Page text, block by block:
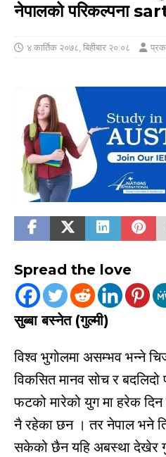
नेपालको परिकल्पना
४ कार्तिक २०७८, बिहीबार २०:०८
Spread the love
सुब्बा बस्नेत (गुल्मी)
विश्व भुगोलमा असम्भव भन्ने
विकसित मानव सोच र बदलिदो
फटको मारेको युग मा हरेक
नै रहेका छन । तर नेपाल भने
सकेको छैन यहि अबस्था देखेर